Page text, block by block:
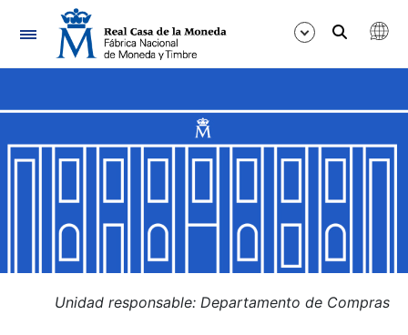
Navegación
Mostrar/Ocultar
Mostrar/Ocultar
Mostrar/Ocultar
Unidad responsable: Departamento de Compras